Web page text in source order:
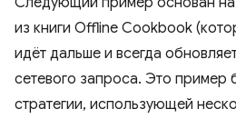
из книги Offline Cookbook
идёт дальше и всегда
сетевого запроса. Это пример
стратегии, использующей